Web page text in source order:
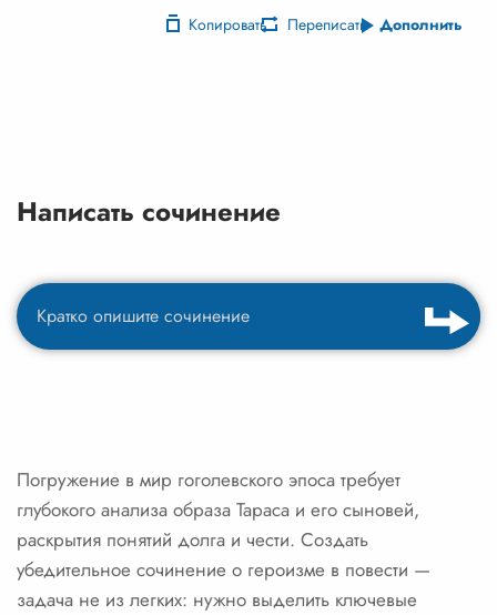
Копировать Переписать Дополнить
Написать сочинение
Погружение в мир гоголевского эпоса требует
глубокого анализа образа Тараса и его сыновей,
раскрытия понятий долга и чести. Создать
убедительное сочинение о героизме в повести —
задача не из легких: нужно выделить ключевые